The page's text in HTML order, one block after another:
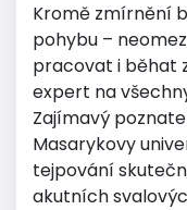
Kromě zmírnění
pohybu –
pracovat i běhat
expert na
Zajímavý
Masarykovy
tejpování
akutních